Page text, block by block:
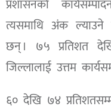
प्रशासनको
त्यसमाथि अंक ल्याउने
छन् । ७५ प्रतिशत
जिल्लालाई उत्तम
६० देखि ७४